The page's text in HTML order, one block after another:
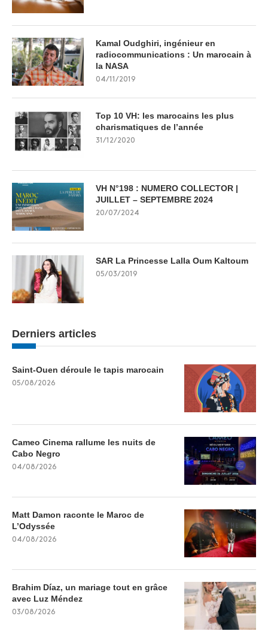
Kamal Oudghiri, ingénieur en
radiocommunications : Un marocain à
la NASA
04/11/2019
Top 10 VH: les marocains les plus
charismatiques de l’année
31/12/2020
VH N°198 : NUMERO COLLECTOR |
JUILLET – SEPTEMBRE 2024
20/07/2024
SAR La Princesse Lalla Oum Kaltoum
05/03/2019
Derniers articles
Saint-Ouen déroule le tapis marocain
05/08/2026
Cameo Cinema rallume les nuits de
Cabo Negro
04/08/2026
Matt Damon raconte le Maroc de
L’Odyssée
04/08/2026
Brahim Díaz, un mariage tout en grâce
avec Luz Méndez
03/08/2026